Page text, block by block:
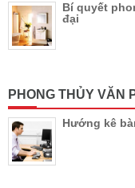
Bí quyết
đại
PHONG THỦY VĂN
Hướng kê